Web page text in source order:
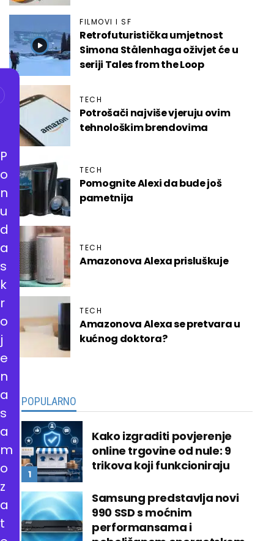
FILMOVI I SF
Retrofuturistička umjetnost
Simona Stålenhaga oživjet će u
seriji Tales from the Loop
TECH
Potrošači najviše vjeruju ovim
tehnološkim brendovima
TECH
Pomognite Alexi da bude još
pametnija
TECH
Amazonova Alexa prisluškuje
TECH
Amazonova Alexa se pretvara u
kućnog doktora?
POPULARNO
Kako izgraditi povjerenje
online trgovine od nule: 9
trikova koji funkcioniraju
Samsung predstavlja novi
990 SSD s moćnim
performansama i
P
o
n
u
d
a
s
k
r
o
j
e
n
a
s
a
m
o
z
a
t